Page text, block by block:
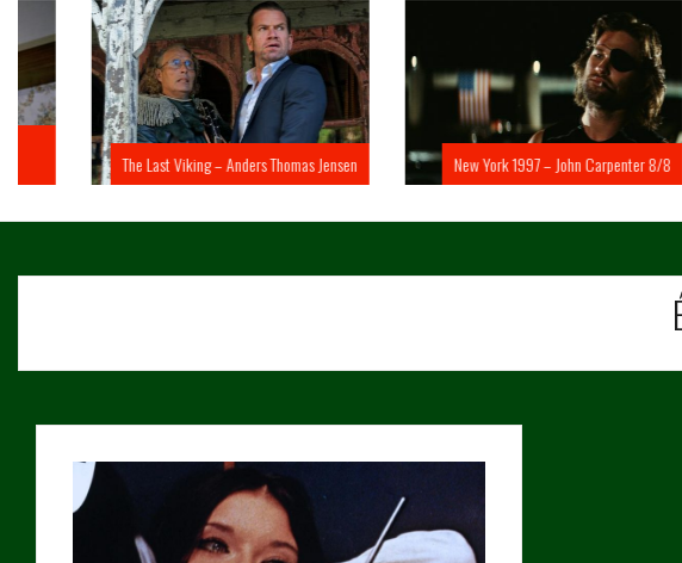
The Last Viking – Anders Thomas Jensen New York 1997 – John Carpenter 8/8